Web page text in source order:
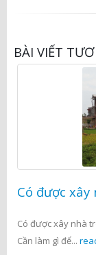
BÀI VIẾT
xây nhà
xây nhà trên đất
gì để... read more